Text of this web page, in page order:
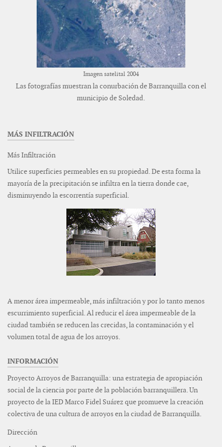
Imagen satelital 2004
Las fotografías muestran la conurbación de Barranquilla con el
municipio de Soledad.
MÁS INFILTRACIÓN
Más Infiltración
Utilice superficies permeables en su propiedad. De esta forma la
mayoría de la precipitación se infiltra en la tierra donde cae,
disminuyendo la escorrentía superficial.
A menor área impermeable, más infiltración y por lo tanto menos
escurrimiento superficial. Al reducir el área impermeable de la
ciudad también se reducen las crecidas, la contaminación y el
volumen total de agua de los arroyos.
INFORMACIÓN
Proyecto Arroyos de Barranquilla: una estrategia de apropiación
social de la ciencia por parte de la población barranquillera. Un
proyecto de la IED Marco Fidel Suárez que promueve la creación
colectiva de una cultura de arroyos en la ciudad de Barranquilla.
Dirección